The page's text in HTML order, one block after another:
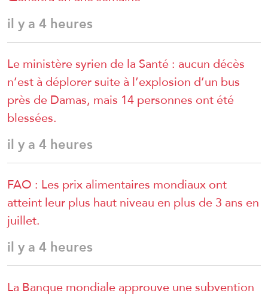
il y a 4 heures
Le ministère syrien de la Santé : aucun décès
n’est à déplorer suite à l’explosion d’un bus
près de Damas, mais 14 personnes ont été
blessées.
il y a 4 heures
FAO : Les prix alimentaires mondiaux ont
atteint leur plus haut niveau en plus de 3 ans en
juillet.
il y a 4 heures
La Banque mondiale approuve une subvention